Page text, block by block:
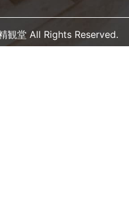
堂 All Rights Reserved.